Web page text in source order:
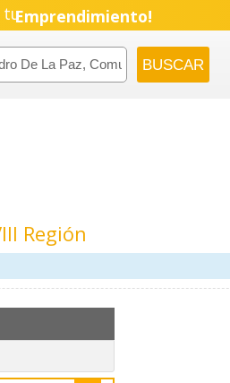
tuEmprendimiento!
Región